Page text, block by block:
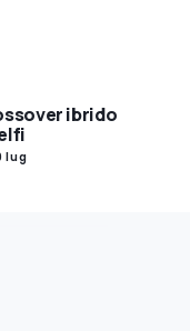
ibrido
lug